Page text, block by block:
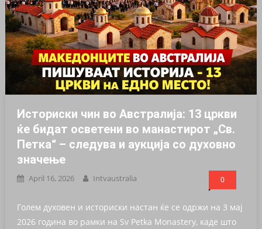
Историски чин во Австралија: 13 цркви
ќе бидат осветени во манастирот „Св.
Петка“ – следува и аукција со духовно
значење
April 16, 2026 Intvaustralia 0
Голем духовен и историски настан ќе се одржи на 3 мај
2026 година во рамки на Sv Petka Monastery, каде што